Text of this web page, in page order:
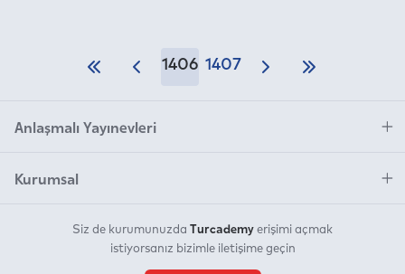
1406 1407
Anlaşmalı Yayınevleri
Kurumsal
Siz de kurumunuzda Turcademy erişimi açmak
istiyorsanız bizimle iletişime geçin